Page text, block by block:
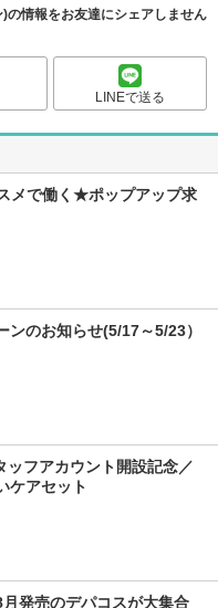
情報をお友達にシェアしません
LINEで送る
メで働く★ポップアップ求
ンのお知らせ(5/17～5/23）
フアカウント開設記念／
ケアセット
月発売のデパコスが大集合